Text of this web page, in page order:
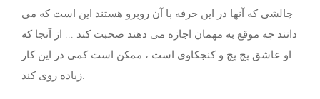
چالشی که آنها در این حرفه با آن روبرو هستند این است که می
دانند چه موقع به مهمان اجازه می دهند صحبت کند ... از آنجا که
او عاشق پچ پچ و کنجکاوی است ، ممکن است کمی در این کار